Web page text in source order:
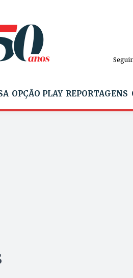
OPÇÃO PLAY REPORTAGENS